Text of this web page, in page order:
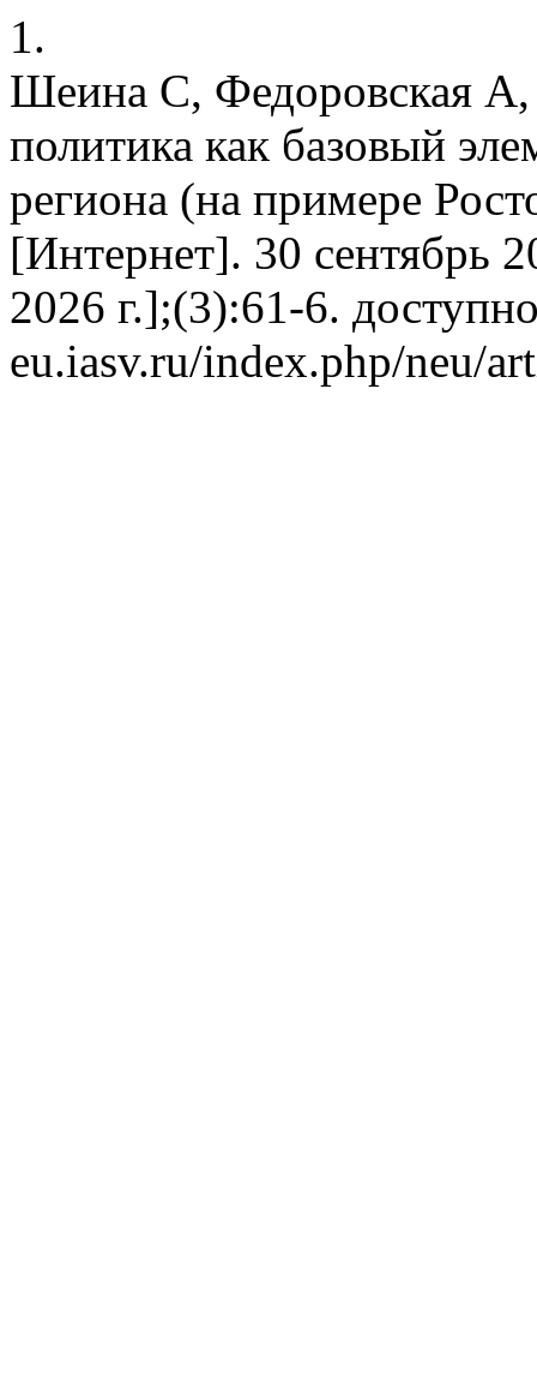
1.
Шеина С, Федоровская А,
политика как базовый
региона (на примере
[Интернет]. 30 сентябрь
2026 г.];(3):61-6.
eu.iasv.ru/index.php/neu/